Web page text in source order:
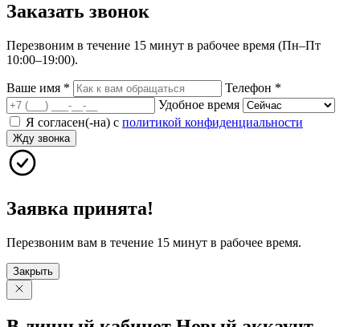
Заказать звонок
Перезвоним в течение 15 минут в рабочее время (Пн–Пт
10:00–19:00).
Ваше имя * Телефон *
Удобное время
Я согласен(-на) с политикой конфиденциальности
Жду звонка
Заявка принята!
Перезвоним вам в течение 15 минут в рабочее время.
Закрыть